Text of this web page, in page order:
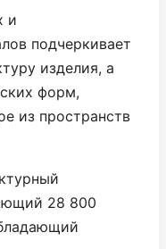
и
подчеркивает
изделия, а
форм,
из пространств
28 800